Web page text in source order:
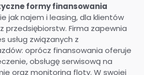
formy finansowania
jak najem i leasing, dla klientów
przedsiębiorstw. Firma zapewnia
usług związanych z
oprócz finansowania oferuje
obsługę serwisową na
oraz monitoring floty. W swojej